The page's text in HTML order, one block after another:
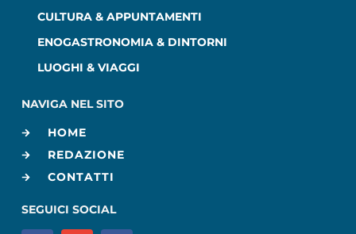
CULTURA & APPUNTAMENTI
ENOGASTRONOMIA & DINTORNI
LUOGHI & VIAGGI
NAVIGA NEL SITO
HOME
REDAZIONE
CONTATTI
SEGUICI SOCIAL